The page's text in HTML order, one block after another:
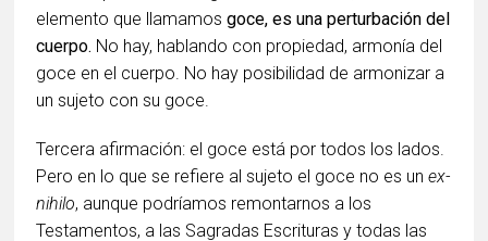
elemento que llamamosgoce, es una perturbación del
cuerpo. No hay, hablando con propiedad, armonía del
goce en el cuerpo. No hay posibilidad de armonizar a
un sujeto con su goce.
Tercera afirmación: el goce está por todos los lados.
Pero en lo que se refiere al sujeto el goce no es unex-
nihilo, aunque podríamos remontarnos a los
Testamentos, a las Sagradas Escrituras y todas las